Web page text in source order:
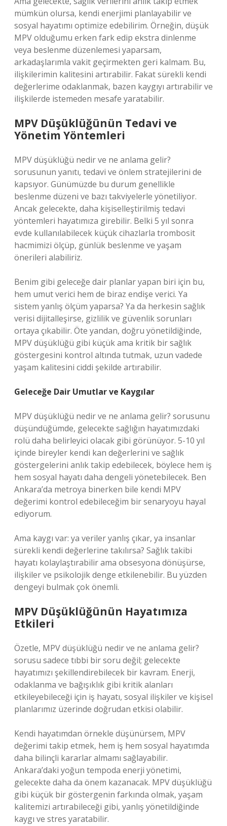
mümkün olursa, kendi enerjimi planlayabilir ve
sosyal hayatımı optimize edebilirim. Örneğin, düşük
MPV olduğumu erken fark edip ekstra dinlenme
veya beslenme düzenlemesi yaparsam,
arkadaşlarımla vakit geçirmekten geri kalmam. Bu,
ilişkilerimin kalitesini artırabilir. Fakat sürekli kendi
değerlerime odaklanmak, bazen kaygıyı artırabilir ve
ilişkilerde istemeden mesafe yaratabilir.
MPV Düşüklüğünün Tedavi ve
Yönetim Yöntemleri
MPV düşüklüğü nedir ve ne anlama gelir?
sorusunun yanıtı, tedavi ve önlem stratejilerini de
kapsıyor. Günümüzde bu durum genellikle
beslenme düzeni ve bazı takviyelerle yönetiliyor.
Ancak gelecekte, daha kişiselleştirilmiş tedavi
yöntemleri hayatımıza girebilir. Belki 5 yıl sonra
evde kullanılabilecek küçük cihazlarla trombosit
hacmimizi ölçüp, günlük beslenme ve yaşam
önerileri alabiliriz.
Benim gibi geleceğe dair planlar yapan biri için bu,
hem umut verici hem de biraz endişe verici. Ya
sistem yanlış ölçüm yaparsa? Ya da herkesin sağlık
verisi dijitalleşirse, gizlilik ve güvenlik sorunları
ortaya çıkabilir. Öte yandan, doğru yönetildiğinde,
MPV düşüklüğü gibi küçük ama kritik bir sağlık
göstergesini kontrol altında tutmak, uzun vadede
yaşam kalitesini ciddi şekilde artırabilir.
Geleceğe Dair Umutlar ve Kaygılar
MPV düşüklüğü nedir ve ne anlama gelir? sorusunu
düşündüğümde, gelecekte sağlığın hayatımızdaki
rolü daha belirleyici olacak gibi görünüyor. 5-10 yıl
içinde bireyler kendi kan değerlerini ve sağlık
göstergelerini anlık takip edebilecek, böylece hem iş
hem sosyal hayatı daha dengeli yönetebilecek. Ben
Ankara’da metroya binerken bile kendi MPV
değerimi kontrol edebileceğim bir senaryoyu hayal
ediyorum.
Ama kaygı var: ya veriler yanlış çıkar, ya insanlar
sürekli kendi değerlerine takılırsa? Sağlık takibi
hayatı kolaylaştırabilir ama obsesyona dönüşürse,
ilişkiler ve psikolojik denge etkilenebilir. Bu yüzden
dengeyi bulmak çok önemli.
MPV Düşüklüğünün Hayatımıza
Etkileri
Özetle, MPV düşüklüğü nedir ve ne anlama gelir?
sorusu sadece tıbbi bir soru değil; gelecekte
hayatımızı şekillendirebilecek bir kavram. Enerji,
odaklanma ve bağışıklık gibi kritik alanları
etkileyebileceği için iş hayatı, sosyal ilişkiler ve kişisel
planlarımız üzerinde doğrudan etkisi olabilir.
Kendi hayatımdan örnekle düşünürsem, MPV
değerimi takip etmek, hem iş hem sosyal hayatımda
daha bilinçli kararlar almamı sağlayabilir.
Ankara’daki yoğun tempoda enerji yönetimi,
gelecekte daha da önem kazanacak. MPV düşüklüğü
gibi küçük bir göstergenin farkında olmak, yaşam
kalitemizi artırabileceği gibi, yanlış yönetildiğinde
kaygı ve stres yaratabilir.